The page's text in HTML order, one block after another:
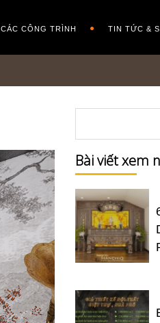
CÁC CÔNG TRÌNH TIN TỨC &
Bài viết xem